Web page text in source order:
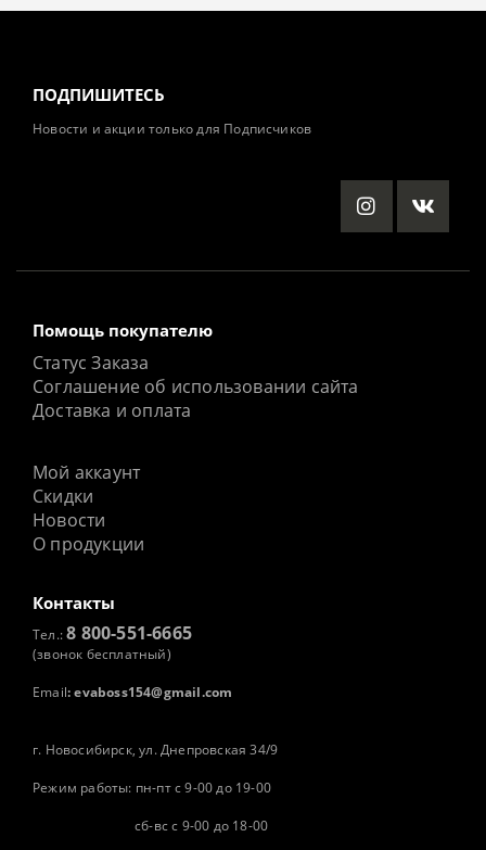
ПОДПИШИТЕСЬ
Новости и акции только для Подписчиков
Помощь покупателю
Статус Заказа
Соглашение об использовании сайта
Доставка и оплата
Мой аккаунт
Скидки
Новости
О продукции
Контакты
Тел.:8 800-551-6665
(звонок бесплатный)
Email: evaboss154@gmail.com
г. Новосибирск, ул. Днепровская 34/9
Режим работы: пн-пт с 9-00 до 19-00
сб-вс с 9-00 до 18-00